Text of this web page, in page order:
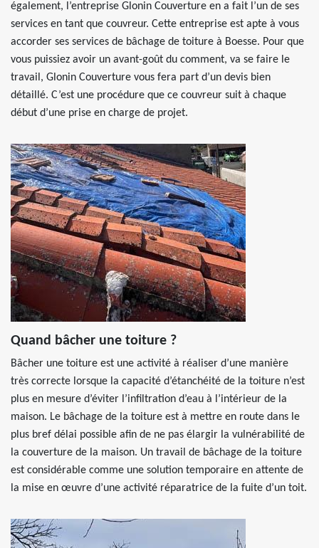
également, l’entreprise Glonin Couverture en a fait l’un de ses
services en tant que couvreur. Cette entreprise est apte à vous
accorder ses services de bâchage de toiture à Boesse. Pour que
vous puissiez avoir un avant-goût du comment, va se faire le
travail, Glonin Couverture vous fera part d’un devis bien
détaillé. C’est une procédure que ce couvreur suit à chaque
début d’une prise en charge de projet.
Quand bâcher une toiture ?
Bâcher une toiture est une activité à réaliser d’une manière
très correcte lorsque la capacité d’étanchéité de la toiture n’est
plus en mesure d’éviter l’infiltration d’eau à l’intérieur de la
maison. Le bâchage de la toiture est à mettre en route dans le
plus bref délai possible afin de ne pas élargir la vulnérabilité de
la couverture de la maison. Un travail de bâchage de la toiture
est considérable comme une solution temporaire en attente de
la mise en œuvre d’une activité réparatrice de la fuite d’un toit.